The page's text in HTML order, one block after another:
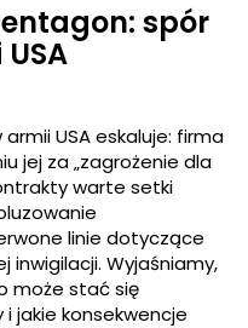
spór
USA eskaluje: firma
jej za „zagrożenie dla
warte setki
linie dotyczące
Wyjaśniamy,
może stać się
jakie konsekwencje